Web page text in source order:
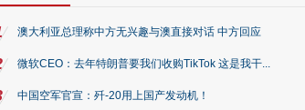
澳大利亚总理称中方无兴趣与澳直接对话 中方回应
微软CEO：去年特朗普要我们收购TikTok 这是我干...
中国空军官宣：歼-20用上国产发动机！